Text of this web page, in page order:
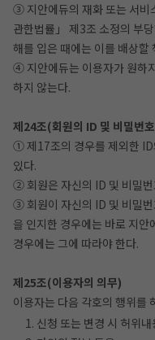
③ 지안에듀의 재화 또는 서비
관한법률」 제3조 소정의 부
해를 입은 때에는 이를 배상할
④ 지안에듀는 이용자가 원하
하지 않는다.
제24조(회원의 ID 및 비밀번
① 제17조의 경우를 제외한 ID
있다.
② 회원은 자신의 ID 및 비밀
③ 회원이 자신의 ID 및 비밀
을 인지한 경우에는 바로 지
경우에는 그에 따라야 한다.
제25조(이용자의 의무)
이용자는 다음 각호의 행위를
1. 신청 또는 변경 시 허위